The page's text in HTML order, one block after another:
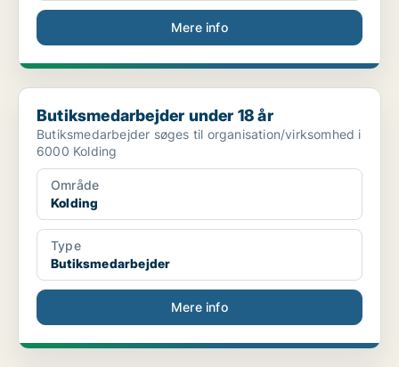
Mere info
Butiksmedarbejder under 18 år
Butiksmedarbejder under 18 år
Butiksmedarbejder søges til organisation/virksomhed i
6000 Kolding
Område
Kolding
Type
Butiksmedarbejder
Mere info